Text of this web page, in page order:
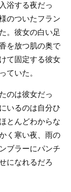
浴する夜だっ
のついたフラン
。彼女の白い足
を放つ肌の奥で
て固定する彼女
ていた。
のは彼女だっ
いるのは自分ひ
とんどわからな
く寒い夜、雨の
ブラーにパンチ
になれるだろ